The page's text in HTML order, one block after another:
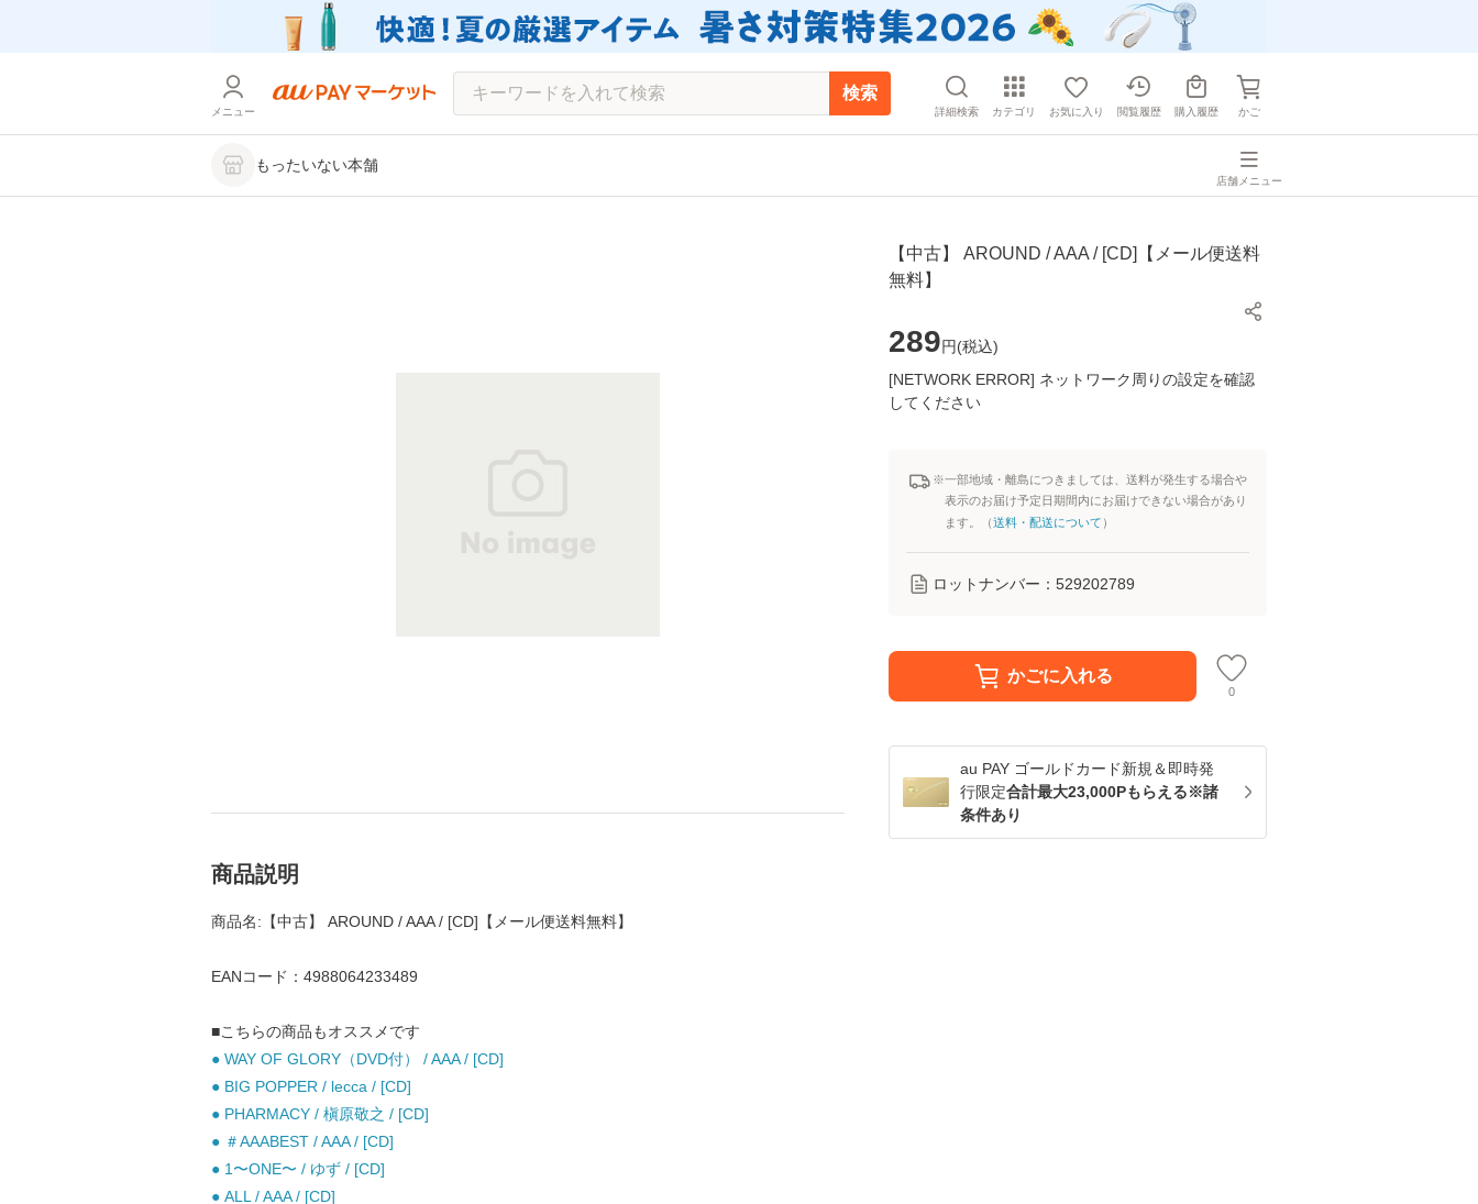
メニュー
検索
詳細検索 カテゴリ お気に入り 閲覧履歴 購入履歴 かご
もったいない本舗
店舗メニュー
【中古】 AROUND / AAA / [CD]【メール便送料
無料】
289円(税込)
[NETWORK ERROR] ネットワーク周りの設定を確認
してください
※一部地域・離島につきましては、送料が発生する場合や
表示のお届け予定日期間内にお届けできない場合があり
ます。（送料・配送について ）
ロットナンバー： 529202789
かごに入れる
0
au PAY ゴールドカード新規＆即時発
行限定合計最大23,000Pもらえる※諸
条件あり
商品説明
商品名:【中古】 AROUND / AAA / [CD]【メール便送料無料】
EANコード：4988064233489
■こちらの商品もオススメです
● WAY OF GLORY（DVD付） / AAA / [CD]
● BIG POPPER / lecca / [CD]
● PHARMACY / 槇原敬之 / [CD]
● ＃AAABEST / AAA / [CD]
● 1〜ONE〜 / ゆず / [CD]
● ALL / AAA / [CD]